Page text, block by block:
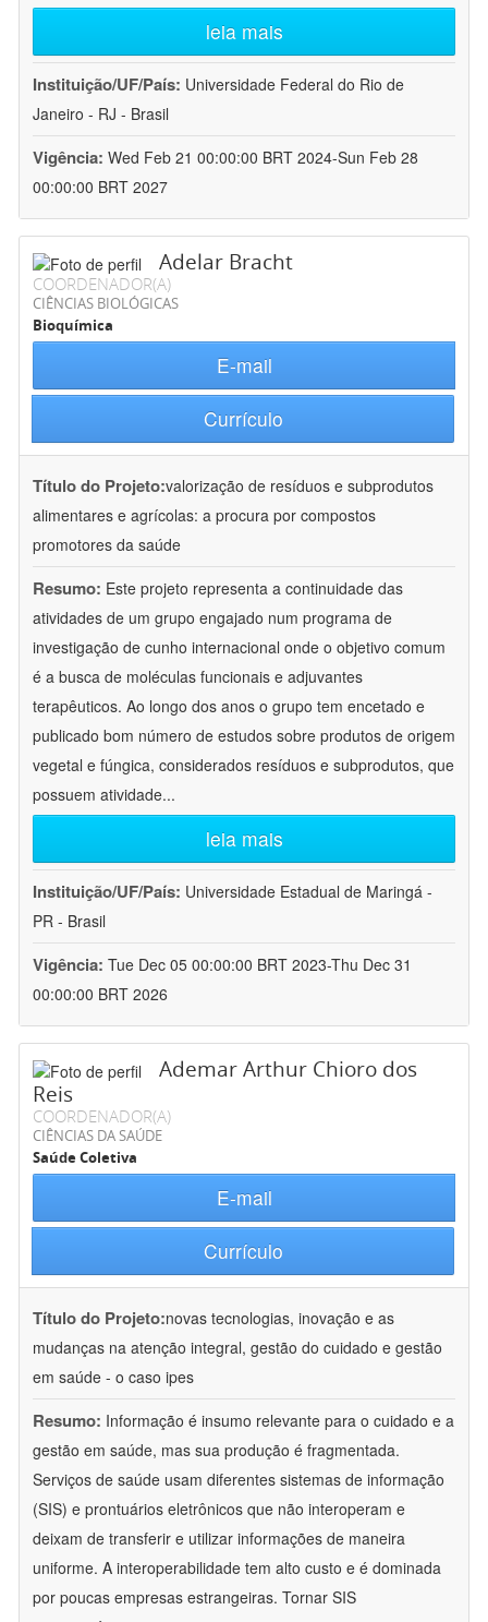
leia mais
Instituição/UF/País: Universidade Federal do Rio de
Janeiro - RJ - Brasil
Vigência: Wed Feb 21 00:00:00 BRT 2024-Sun Feb 28
00:00:00 BRT 2027
Adelar Bracht
COORDENADOR(A)
CIÊNCIAS BIOLÓGICAS
Bioquímica
E-mail
Currículo
Título do Projeto:valorização de resíduos e subprodutos
alimentares e agrícolas: a procura por compostos
promotores da saúde
Resumo: Este projeto representa a continuidade das
atividades de um grupo engajado num programa de
investigação de cunho internacional onde o objetivo comum
é a busca de moléculas funcionais e adjuvantes
terapêuticos. Ao longo dos anos o grupo tem encetado e
publicado bom número de estudos sobre produtos de origem
vegetal e fúngica, considerados resíduos e subprodutos, que
possuem atividade...
leia mais
Instituição/UF/País: Universidade Estadual de Maringá -
PR - Brasil
Vigência: Tue Dec 05 00:00:00 BRT 2023-Thu Dec 31
00:00:00 BRT 2026
Ademar Arthur Chioro dos
Reis
COORDENADOR(A)
CIÊNCIAS DA SAÚDE
Saúde Coletiva
E-mail
Currículo
Título do Projeto:novas tecnologias, inovação e as
mudanças na atenção integral, gestão do cuidado e gestão
em saúde - o caso ipes
Resumo: Informação é insumo relevante para o cuidado e a
gestão em saúde, mas sua produção é fragmentada.
Serviços de saúde usam diferentes sistemas de informação
(SIS) e prontuários eletrônicos que não interoperam e
deixam de transferir e utilizar informações de maneira
uniforme. A interoperabilidade tem alto custo e é dominada
por poucas empresas estrangeiras. Tornar SIS